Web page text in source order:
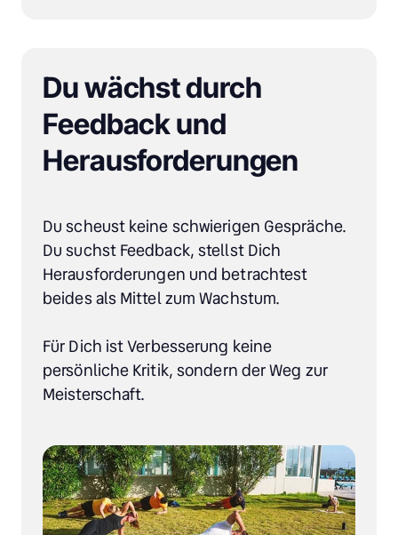
Du wächst durch
Feedback und
Herausforderungen
Du scheust keine schwierigen Gespräche.
Du suchst Feedback, stellst Dich
Herausforderungen und betrachtest
beides als Mittel zum Wachstum.
Für Dich ist Verbesserung keine
persönliche Kritik, sondern der Weg zur
Meisterschaft.